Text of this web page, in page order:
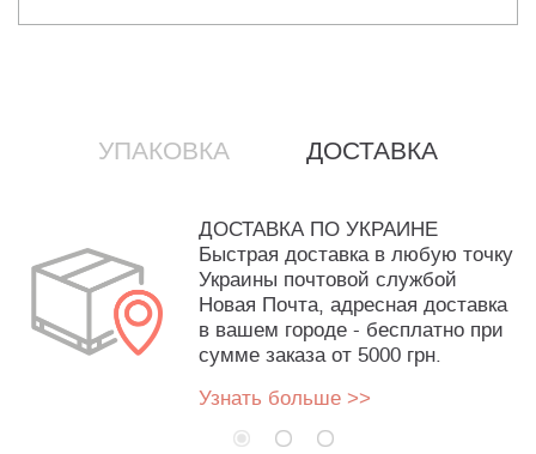
УПАКОВКА ДОСТАВКА
ДОСТАВКА ПО УКРАИНЕ
Быстрая доставка в любую точку
Украины почтовой службой
Новая Почта, адресная доставка
в вашем городе - бесплатно при
сумме заказа от 5000 грн.
Узнать больше >>